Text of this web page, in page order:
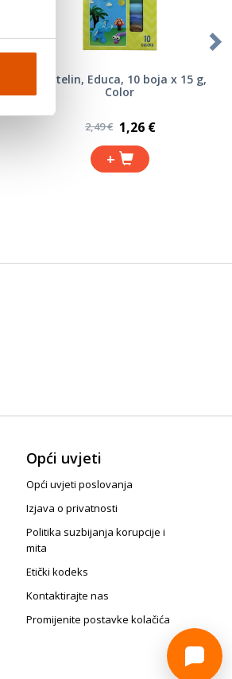
Plastelin, Educa, 10 boja x 15 g,
Color
2,49 € 1,26 €
+
Opći uvjeti
Opći uvjeti poslovanja
Izjava o privatnosti
Politika suzbijanja korupcije i
mita
Etički kodeks
Kontaktirajte nas
Promijenite postavke kolačića